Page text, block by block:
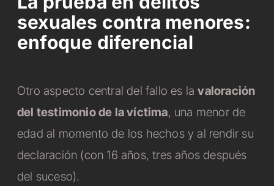
sexuales contra menores:
enfoque diferencial
Otro aspecto central del fallo es lavaloración
del testimonio de la víctima, una menor de
edad al momento de los hechos y al rendir su
declaración (con 16 años, tres años después
del suceso).